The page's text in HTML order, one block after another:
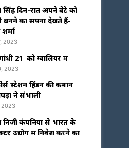
सिंह दिन-रात अपने बेटे को
बनने का सपना देखते हैं-
2023
गांधी 21 को ग्वालियर में
2023
स्टेशन हिंडन की कमान
ने संभाली
2023
निजी कंपनियों से भारत के
उद्योग में निवेश करने का